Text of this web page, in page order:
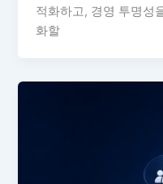
적화하고, 경영 투명성
화할